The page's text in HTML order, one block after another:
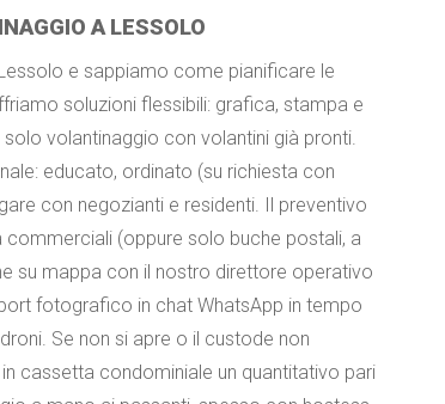
A LESSOLO
e sappiamo come pianificare le
soluzioni flessibili: grafica, stampa e
volantinaggio con volantini già pronti.
educato, ordinato (su richiesta con
con negozianti e residenti. Il preventivo
commerciali (oppure solo buche postali, a
su mappa con il nostro direttore operativo
fotografico in chat WhatsApp in tempo
Se non si apre o il custode non
cassetta condominiale un quantitativo pari